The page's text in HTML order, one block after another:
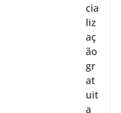
cia
liz
aç
ão
gr
at
uit
a